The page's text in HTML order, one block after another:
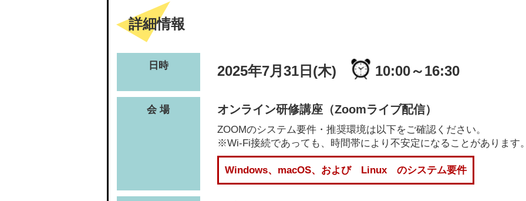
詳細情報
日時 2025年7月31日(木) 10:00～16:30
会 場 オンライン研修講座（Zoomライブ配信）
ZOOMのシステム要件・推奨環境は以下をご確認ください。
※Wi-Fi接続であっても、時間帯により不安定になることがあります
Windows、macOS、および Linux のシステム要件